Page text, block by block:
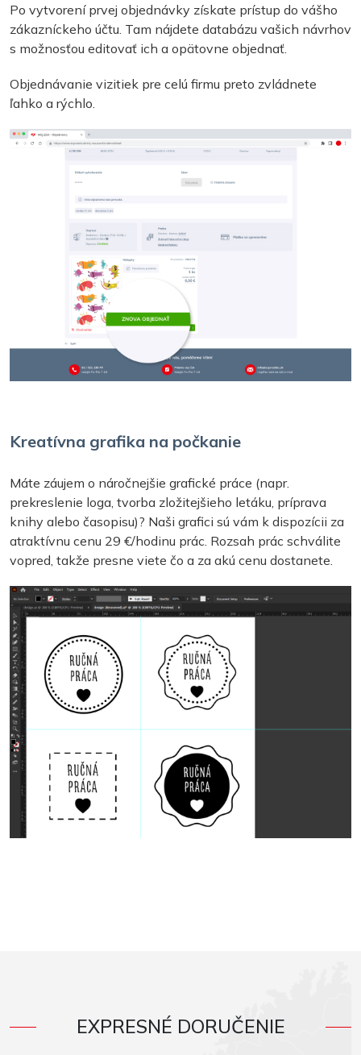
Po vytvorení prvej objednávky získate prístup do vášho
zákazníckeho účtu. Tam nájdete databázu vašich návrhov
s možnosťou editovať ich a opätovne objednať.
Objednávanie vizitiek pre celú firmu preto zvládnete
ľahko a rýchlo.
Kreatívna grafika na počkanie
Máte záujem o náročnejšie grafické práce (napr.
prekreslenie loga, tvorba zložitejšieho letáku, príprava
knihy alebo časopisu)? Naši grafici sú vám k dispozícii za
atraktívnu cenu 29 €/hodinu prác. Rozsah prác schválite
vopred, takže presne viete čo a za akú cenu dostanete.
EXPRESNÉ DORUČENIE